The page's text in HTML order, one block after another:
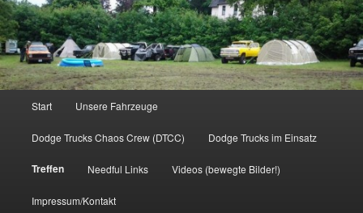
Start Unsere Fahrzeuge
Dodge Trucks Chaos Crew (DTCC) Dodge Trucks im Einsatz
Treffen Needful Links Videos (bewegte Bilder!)
Impressum/Kontakt